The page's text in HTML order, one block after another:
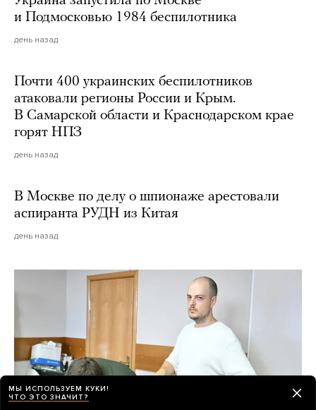
и Подмосковью 1984 беспилотника
день назад
Почти 400 украинских беспилотников
атаковали регионы России и Крым.
В Самарской области и Краснодарском крае
горят НПЗ
день назад
В Москве по делу о шпионаже арестовали
аспиранта РУДН из Китая
день назад
МЫ ИСПОЛЬЗУЕМ КУКИ!
ЧТО ЭТО ЗНАЧИТ?